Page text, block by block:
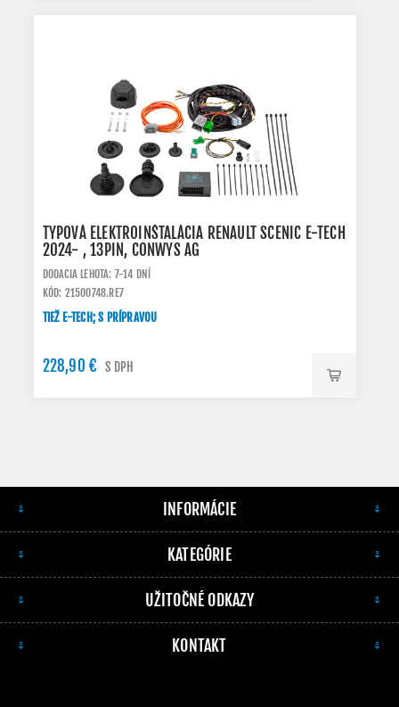
TYPOVÁ ELEKTROINŠTALÁCIA RENAULT SCENIC E-TECH
2024- , 13PIN, CONWYS AG
DODACIA LEHOTA: 7-14 DNÍ
KÓD: 21500748.RE7
TIEŽ E-TECH; S PRÍPRAVOU
228,90 € S DPH
INFORMÁCIE
KATEGÓRIE
UŽITOČNÉ ODKAZY
KONTAKT